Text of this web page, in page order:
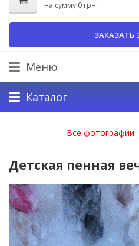
на сумму 0 грн.
ЗАКАЗАТЬ
Меню
Каталог
Все фотографии
Детская пенная